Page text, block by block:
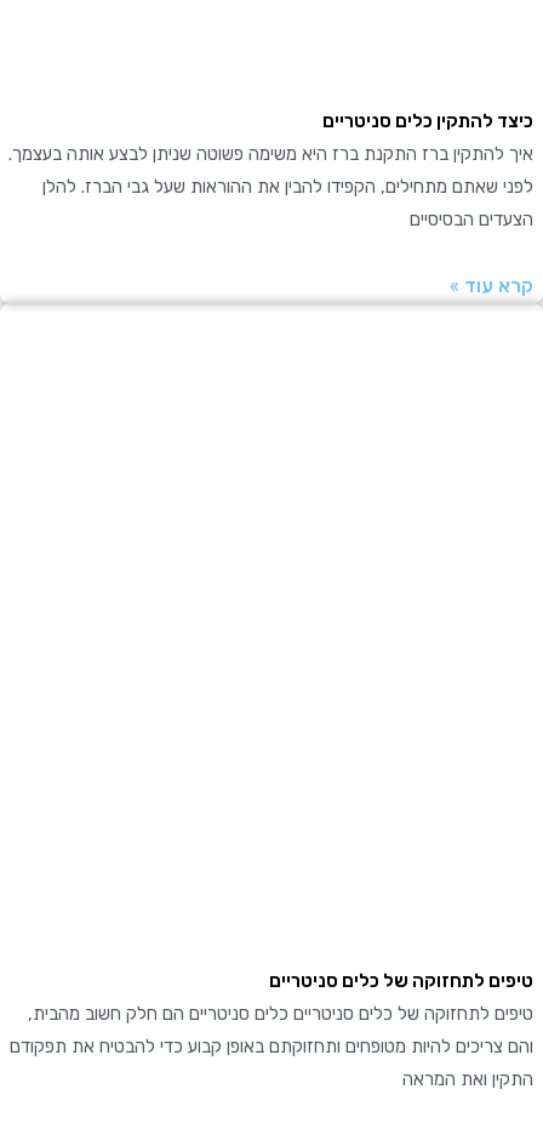
להתקין כלים סניטריים
ברז התקנת ברז היא משימה פשוטה שניתן לבצע אותה בעצמך.
שאתם מתחילים, הקפידו להבין את ההוראות שעל גבי הברז. להלן
הבסיסיים
»
לתחזוקה של כלים סניטריים
לתחזוקה של כלים סניטריים כלים סניטריים הם חלק חשוב מהבית,
להיות מטופחים ותחזוקתם באופן קבוע כדי להבטיח את תפקודם
ואת המראה